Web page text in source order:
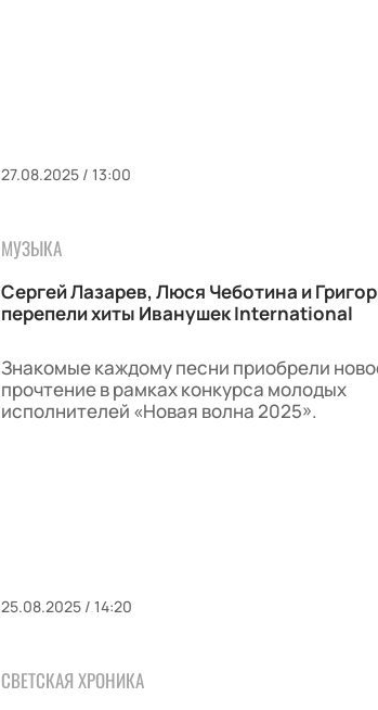
27.08.2025 / 13:00
МУЗЫКА
Сергей Лазарев, Люся Чеботина и
перепели хиты Иванушек International
Знакомые каждому песни приобрели
прочтение в рамках конкурса молодых
исполнителей «Новая волна 2025».
25.08.2025 / 14:20
СВЕТСКАЯ ХРОНИКА